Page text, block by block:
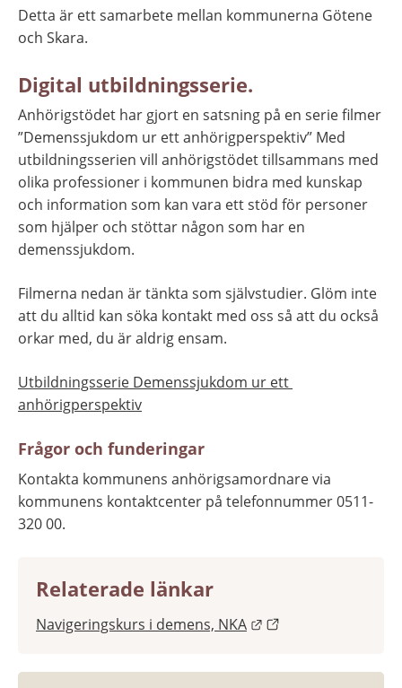
Detta är ett samarbete mellan kommunerna Götene
och Skara.
Digital utbildningsserie.
Anhörigstödet har gjort en satsning på en serie filmer
”Demenssjukdom ur ett anhörigperspektiv” Med
utbildningsserien vill anhörigstödet tillsammans med
olika professioner i kommunen bidra med kunskap
och information som kan vara ett stöd för personer
som hjälper och stöttar någon som har en
demenssjukdom.
Filmerna nedan är tänkta som självstudier. Glöm inte
att du alltid kan söka kontakt med oss så att du också
orkar med, du är aldrig ensam.
Utbildningsserie Demenssjukdom ur ett
anhörigperspektiv
Frågor och funderingar
Kontakta kommunens anhörigsamordnare via
kommunens kontaktcenter på telefonnummer 0511-
320 00.
Relaterade länkar
Navigeringskurs i demens, NKA Länk till annan